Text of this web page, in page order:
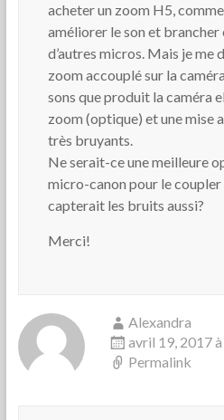
acheter un zoom H5,
améliorer le son et
d’autres micros. Mais je me
zoom accouplé sur la
sons que produit la caméra
zoom (optique) et une mise
très bruyants.
Ne serait-ce une meilleure
micro-canon pour le coupler
capterait les bruits aussi?
Merci!
Alexandra
avril 19, 2017 à
Permalink